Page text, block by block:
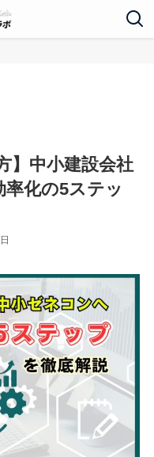
】中小建設会社
化の5ステッ